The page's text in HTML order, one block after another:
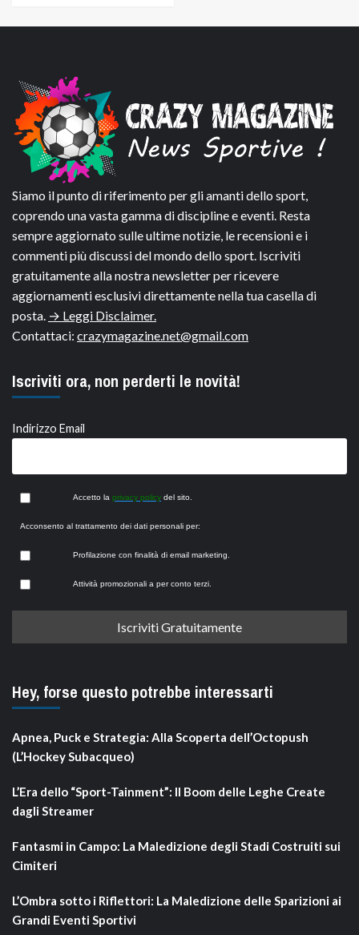
Siamo il punto di riferimento per gli amanti dello sport,
coprendo una vasta gamma di discipline e eventi. Resta
sempre aggiornato sulle ultime notizie, le recensioni e i
commenti più discussi del mondo dello sport. Iscriviti
gratuitamente alla nostra newsletter per ricevere
aggiornamenti esclusivi direttamente nella tua casella di
posta. → Leggi Disclaimer.
Contattaci: crazymagazine.net@gmail.com
Iscriviti ora, non perderti le novità!
Indirizzo Email
Accetto la privacy policy del sito.
Acconsento al trattamento dei dati personali per:
Profilazione con finalità di email marketing.
Attività promozionali a per conto terzi.
Hey, forse questo potrebbe interessarti
Apnea, Puck e Strategia: Alla Scoperta dell’Octopush
(L’Hockey Subacqueo)
L’Era dello “Sport-Tainment”: Il Boom delle Leghe Create
dagli Streamer
Fantasmi in Campo: La Maledizione degli Stadi Costruiti sui
Cimiteri
L’Ombra sotto i Riflettori: La Maledizione delle Sparizioni ai
Grandi Eventi Sportivi